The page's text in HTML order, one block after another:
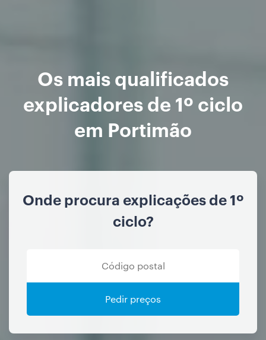
Os mais qualificados
explicadores de 1º ciclo
em Portimão
Onde procura explicações de 1º
ciclo?
Pedir preços